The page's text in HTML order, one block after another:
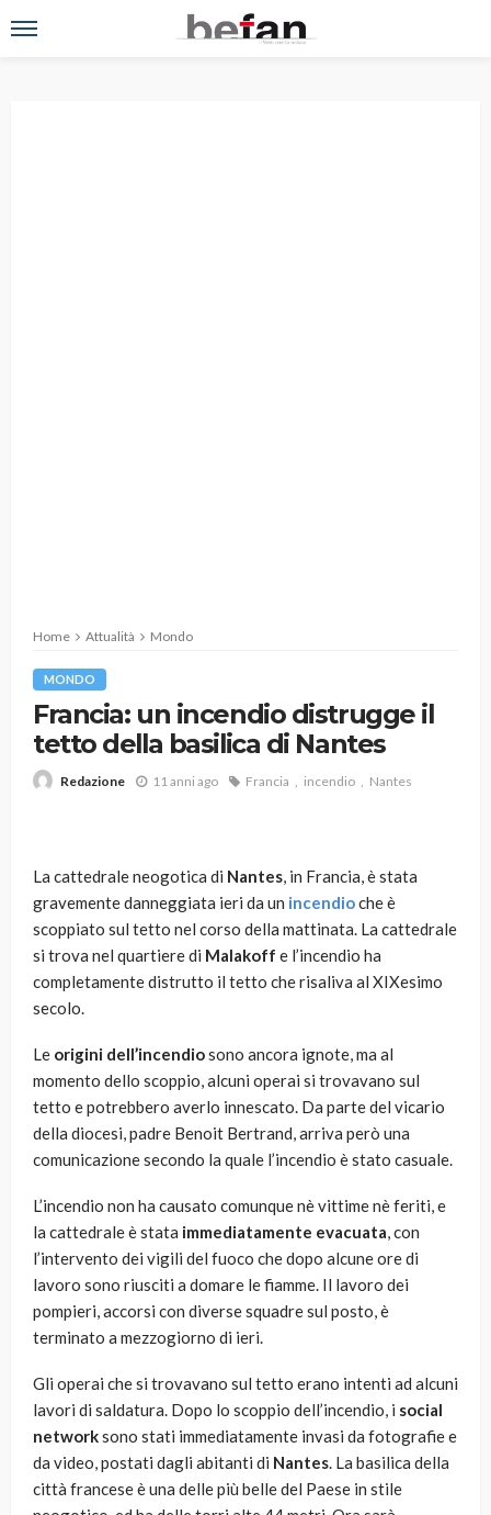
Home Attualità Mondo
MONDO
Francia: un incendio distrugge il
tetto della basilica di Nantes
Redazione 11 anni ago Francia incendio Nantes
La cattedrale neogotica di Nantes, in Francia, è stata
gravemente danneggiata ieri da un incendioche è
scoppiato sul tetto nel corso della mattinata. La cattedrale
si trova nel quartiere di Malakoff e l’incendio ha
completamente distrutto il tetto che risaliva al XIXesimo
secolo.
Le origini dell’incendiosono ancora ignote, ma al
momento dello scoppio, alcuni operai si trovavano sul
tetto e potrebbero averlo innescato. Da parte del vicario
della diocesi, padre Benoit Bertrand, arriva però una
comunicazione secondo la quale l’incendio è stato casuale.
L’incendio non ha causato comunque nè vittime nè feriti, e
la cattedrale è stata immediatamente evacuata, con
l’intervento dei vigili del fuoco che dopo alcune ore di
lavoro sono riusciti a domare le fiamme. Il lavoro dei
pompieri, accorsi con diverse squadre sul posto, è
terminato a mezzogiorno di ieri.
Gli operai che si trovavano sul tetto erano intenti ad alcuni
lavori di saldatura. Dopo lo scoppio dell’incendio, i social
networksono stati immediatamente invasi da fotografie e
da video, postati dagli abitanti di Nantes. La basilica della
città francese è una delle più belle del Paese in stile